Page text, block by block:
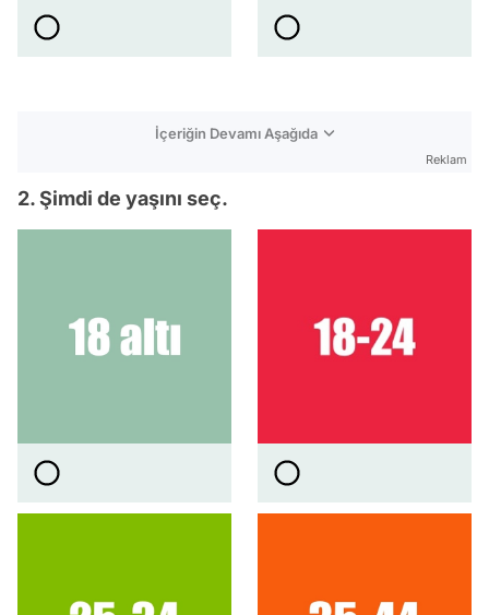
İçeriğin Devamı Aşağıda
Reklam
2. Şimdi de yaşını seç.